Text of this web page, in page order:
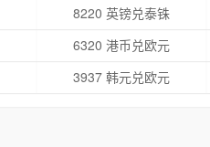
8220 英镑兑泰铢
6320 港币兑欧元
3937 韩元兑欧元